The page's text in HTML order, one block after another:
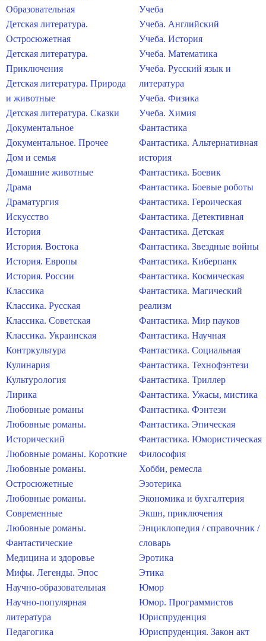
Образовательная
Детская литература.
Остросюжетная
Детская литература.
Приключения
Детская литература. Природа
и животные
Детская литература. Сказки
Документальное
Документальное. Прочее
Дом и семья
Домашние животные
Драма
Драматургия
Искусство
История
История. Востока
История. Европы
История. России
Классика
Классика. Русская
Классика. Советская
Классика. Украинская
Контркультура
Кулинария
Культурология
Лирика
Любовные романы
Любовные романы.
Исторический
Любовные романы. Короткие
Любовные романы.
Остросюжетные
Любовные романы.
Современные
Любовные романы.
Фантастические
Медицина и здоровье
Мифы. Легенды. Эпос
Научно-образовательная
Научно-популярная
литература
Педагогика
Учеба
Учеба. Английский
Учеба. История
Учеба. Математика
Учеба. Русский язык и
литература
Учеба. Физика
Учеба. Химия
Фантастика
Фантастика. Альтернативная
история
Фантастика. Боевик
Фантастика. Боевые роботы
Фантастика. Героическая
Фантастика. Детективная
Фантастика. Детская
Фантастика. Звездные войны
Фантастика. Киберпанк
Фантастика. Космическая
Фантастика. Магический
реализм
Фантастика. Мир пауков
Фантастика. Научная
Фантастика. Социальная
Фантастика. Технофэнтези
Фантастика. Триллер
Фантастика. Ужасы, мистика
Фантастика. Фэнтези
Фантастика. Эпическая
Фантастика. Юмористическая
Философия
Хобби, ремесла
Эзотерика
Экономика и бухгалтерия
Экшн, приключения
Энциклопедия / справочник /
словарь
Эротика
Этика
Юмор
Юмор. Программистов
Юриспруденция
Юриспруденция. Закон акт